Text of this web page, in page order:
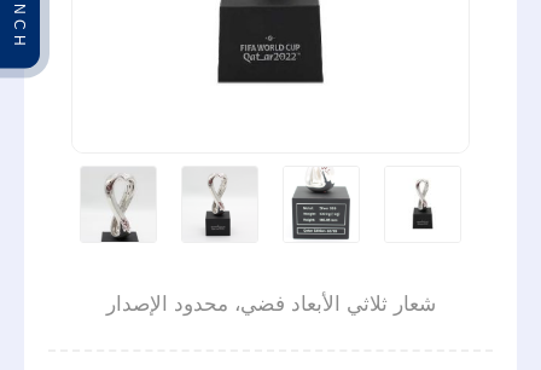
شعار ثلاثي الأبعاد فضي، محدود الإصدار